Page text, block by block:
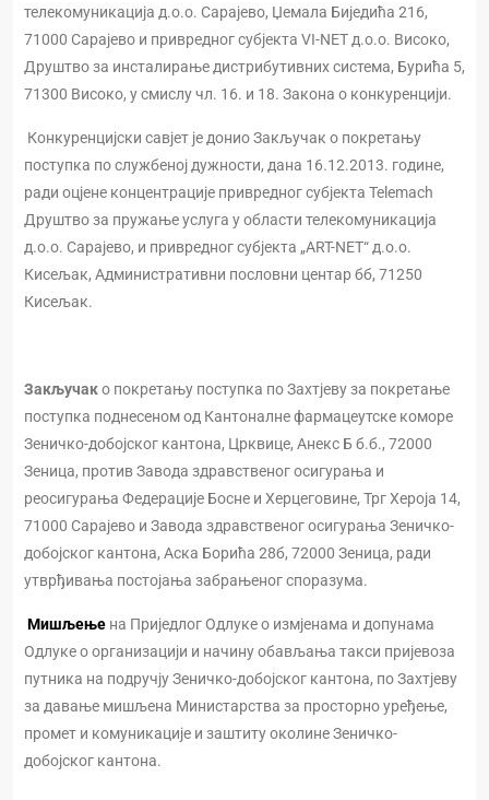
телекомуникација д.о.о. Сарајево, Џемала Биједића 216,
71000 Сарајево и привредног субјекта VI-NET д.о.о. Високо,
Друштво за инсталирање дистрибутивних система, Бурића 5,
71300 Високо, у смислу чл. 16. и 18. Закона о конкуренцији.
Конкуренцијски савјет је донио Закључак о покретању
поступка по службеној дужности, дана 16.12.2013. године,
ради оцјене концентрације привредног субјекта Telemach
Друштво за пружање услуга у области телекомуникација
д.о.о. Сарајево, и привредног субјекта „ART-NET“ д.о.о.
Кисељак, Административни пословни центар бб, 71250
Кисељак.
Закључако покретању поступка по Захтјеву за покретање
поступка поднесеном од Кантоналне фармацеутске коморе
Зеничко-добојског кантона, Црквице, Анекс Б б.б., 72000
Зеница, против Завода здравственог осигурања и
реосигурања Федерације Босне и Херцеговине, Трг Хероја 14,
71000 Сарајево и Завода здравственог осигурања Зеничко-
добојског кантона, Аска Борића 28б, 72000 Зеница, ради
утврђивања постојања забрањеног споразума.
Мишљење на Приједлог Одлуке о измјенама и допунама
Одлуке о организацији и начину обављања такси пријевоза
путника на подручју Зеничко-добојског кантона, по Захтјеву
за давање мишљена Министарства за просторно уређење,
промет и комуникације и заштиту околине Зеничко-
добојског кантона.